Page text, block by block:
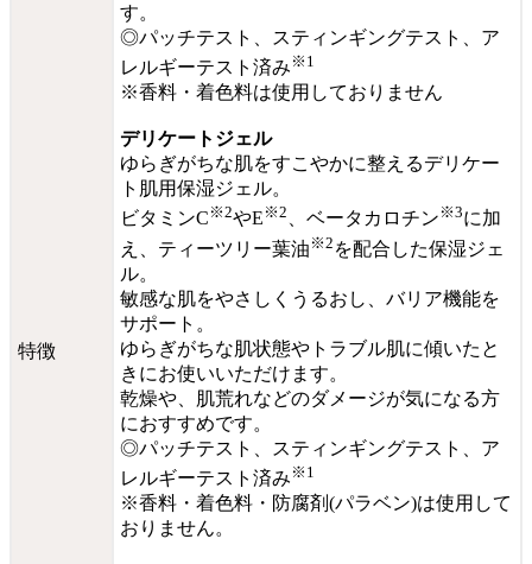
特徴
す。
◎パッチテスト、スティンギングテスト、ア
レルギーテスト済み ※1
※香料・着色料は使用しておりません
デリケートジェル
ゆらぎがちな肌をすこやかに整えるデリケー
ト肌用保湿ジェル。
ビタミンC ※2やE ※2 、ベータカロチン ※3に加
え、ティーツリー葉油 ※2 を配合した保湿ジェ
ル。
敏感な肌をやさしくうるおし、バリア機能を
サポート。
ゆらぎがちな肌状態やトラブル肌に傾いたと
きにお使いいただけます。
乾燥や、肌荒れなどのダメージが気になる方
におすすめです。
◎パッチテスト、スティンギングテスト、ア
レルギーテスト済み ※1
※香料・着色料・防腐剤(パラベン)は使用して
おりません。